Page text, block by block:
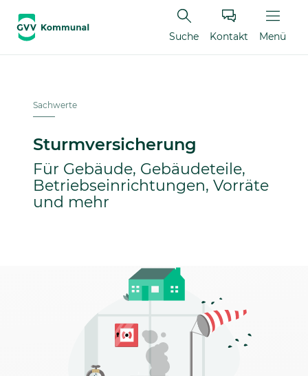
Suche Kontakt Menü
Sachwerte
Sturmversicherung
Für Gebäude, Gebäudeteile,
Betriebseinrichtungen, Vorräte
und mehr